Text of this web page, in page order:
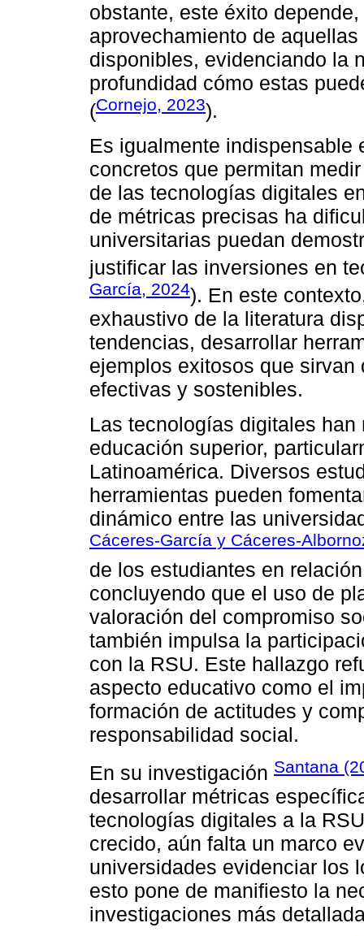
obstante, este éxito
aprovechamiento de
disponibles, evidenciando la
profundidad cómo estas
(Cornejo, 2023).
Es igualmente indispensable
concretos que permitan
de las tecnologías digitales
de métricas precisas ha
universitarias puedan
justificar las inversiones en
García, 2024). En este
exhaustivo de la literatura
tendencias, desarrollar
ejemplos exitosos que
efectivas y sostenibles.
Las tecnologías digitales
educación superior,
Latinoamérica. Diversos
herramientas pueden
dinámico entre las
Cáceres-García y Cáceres-
de los estudiantes en
concluyendo que el uso de
valoración del compromiso
también impulsa la
con la RSU. Este hallazgo
aspecto educativo como el
formación de actitudes y
responsabilidad social.
En su investigación Santana
desarrollar métricas
tecnologías digitales a la
crecido, aún falta un marco
universidades evidenciar los
esto pone de manifiesto la
investigaciones más